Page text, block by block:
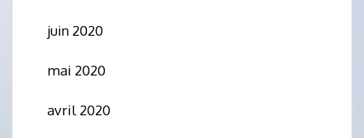
juin 2020
mai 2020
avril 2020